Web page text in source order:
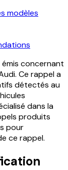
modèles
concernant
Ce rappel a
détectés au
dans la
produits
pour
ce rappel.